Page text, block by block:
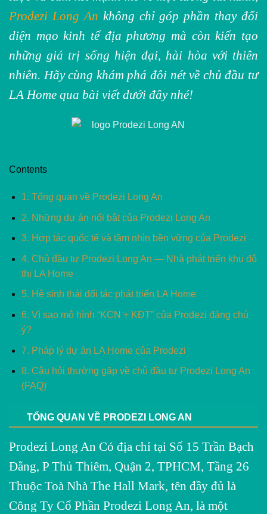
Prodezi Long An không chỉ góp phần thay đổi
diện mạo kinh tế địa phương mà còn kiến tạo
những giá trị sống hiện đại, hài hòa với thiên
nhiên. Hãy cùng khám phá đôi nét về chủ đầu tư
LA Home qua bài viết dưới đây nhé!
Contents
1. Tổng quan về Prodezi Long An
2. Những dự án nổi bật của Prodezi Long An
3. Hợp tác quốc tế và tầm nhìn bền vững của Prodezi
4. Chủ đầu tư Prodezi Long An — Nhà phát triển khu đô
thị LA Home
5. Hệ sinh thái đối tác phát triển LA Home
6. Vì sao mô hình “KCN + KĐT” của Prodezi đáng chú
ý?
7. Pháp lý dự án LA Home của Prodezi
8. Câu hỏi thường gặp về chủ đầu tư Prodezi Long An
(FAQ)
TỔNG QUAN VỀ PRODEZI LONG AN
Prodezi Long An Có địa chỉ tại Số 15 Trần Bạch
Đằng, P Thủ Thiêm, Quận 2, TPHCM, Tầng 26
Thuộc Toà Nhà The Hall Mark, tên đầy đủ là
Công Ty Cổ Phần Prodezi Long An, là một